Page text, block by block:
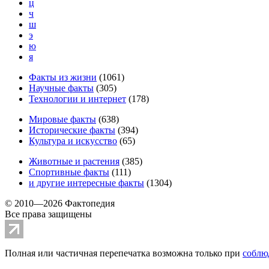
ц
ч
ш
э
ю
я
Факты из жизни (1061)
Научные факты (305)
Технологии и интернет (178)
Мировые факты (638)
Исторические факты (394)
Культура и искусство (65)
Животные и растения (385)
Спортивные факты (111)
и другие интересные факты (1304)
© 2010—2026 Фактопедия
Все права защищены
Полная или частичная перепечатка возможна только при